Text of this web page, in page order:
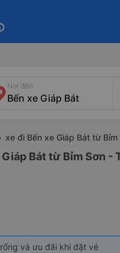
Nơi đến
xe đi Bến xe Giáp Bát từ Bỉm
Bát từ Bỉm Sơn
và ưu đãi khi đặt vé